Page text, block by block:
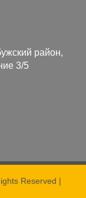
район,
3/5
Reserved |